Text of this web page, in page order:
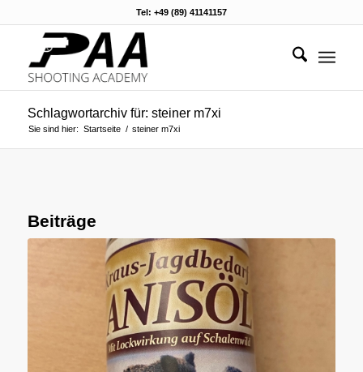
Tel: +49 (89) 41141157
Schlagwortarchiv für: steiner m7xi
Sie sind hier: Startseite / steiner m7xi
Beiträge